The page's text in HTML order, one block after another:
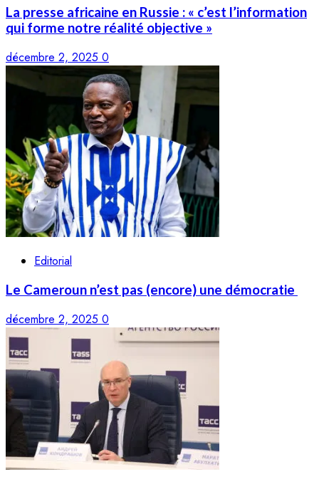
La presse africaine en Russie : « c’est l’information
qui forme notre réalité objective »
décembre 2, 2025 0
Editorial
Le Cameroun n’est pas (encore) une démocratie
décembre 2, 2025 0